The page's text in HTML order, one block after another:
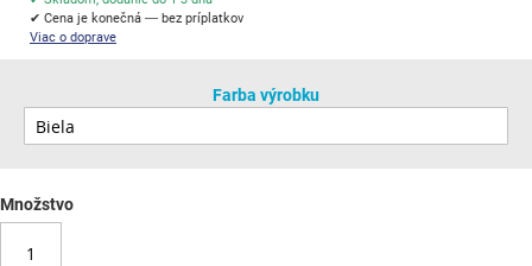
✔ Cena je konečná — bez príplatkov
Viac o doprave
Farba výrobku
Množstvo